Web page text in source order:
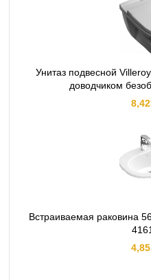
Унитаз подвесной
доводчиком
Встраиваемая раковина